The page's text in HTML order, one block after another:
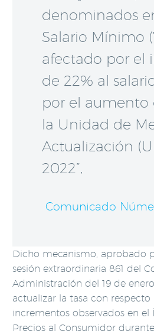
denominados
Salario Mínimo
afectado por el
de 22% al
por el aumento
la Unidad de
Actualización
2022”,
Comunicado
Dicho mecanismo, aprobado
sesión extraordinaria 861 del
Administración del 19 de
actualizar la tasa con
incrementos observados en
Precios al Consumidor